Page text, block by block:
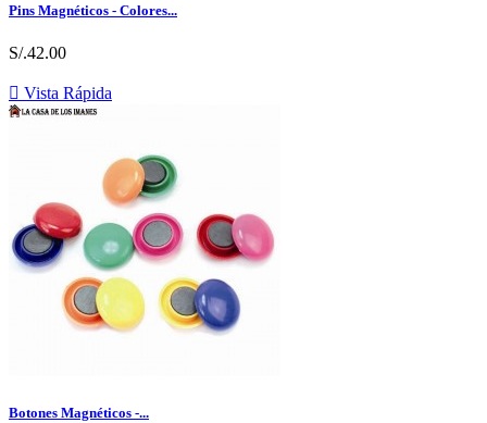
Pins Magnéticos - Colores...
S/.42.00
 Vista Rápida
Botones Magnéticos -...